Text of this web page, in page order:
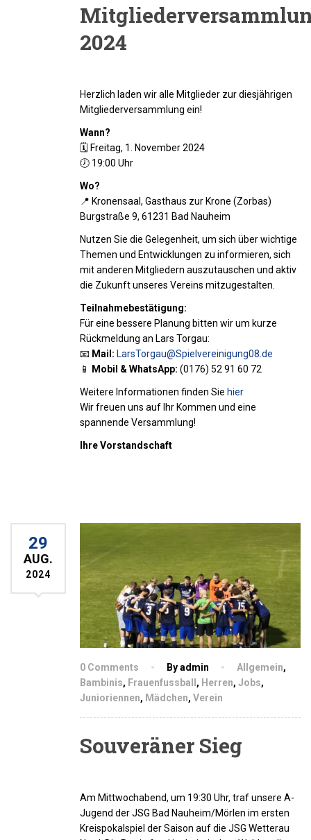
2024
Herzlich laden wir alle Mitglieder zur diesjährigen
Mitgliederversammlung ein!
Wann?
🗓 Freitag, 1. November 2024
🕖 19:00 Uhr
Wo?
📍 Kronensaal, Gasthaus zur Krone (Zorbas)
Burgstraße 9, 61231 Bad Nauheim
Nutzen Sie die Gelegenheit, um sich über wichtige
Themen und Entwicklungen zu informieren, sich
mit anderen Mitgliedern auszutauschen und aktiv
die Zukunft unseres Vereins mitzugestalten.
Teilnahmebestätigung:
Für eine bessere Planung bitten wir um kurze
Rückmeldung an Lars Torgau:
📧 Mail: LarsTorgau@Spielvereinigung08.de
📱
Mobil & WhatsApp: (0176) 52 91 60 72
Weitere Informationen finden Sie hier
Wir freuen uns auf Ihr Kommen und eine
spannende Versammlung!
Ihre Vorstandschaft
29
AUG.
2024
0 Comments By admin Allgemein,
Bambinis, Frauenfussball , Herren, Jobs,
Junioriennen, Mädchen, Verein
Souveräner Sieg
Am Mittwochabend, um 19:30 Uhr, traf unsere A-
Jugend der JSG Bad Nauheim/Mörlen im ersten
Kreispokalspiel der Saison auf die JSG Wetterau